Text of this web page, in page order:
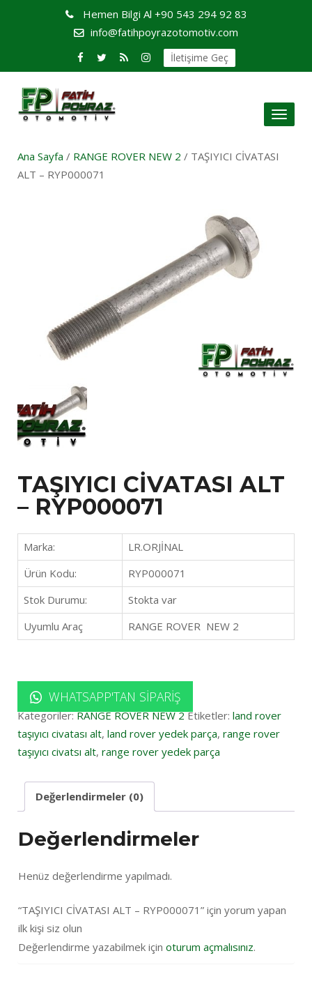
Hemen Bilgi Al +90 543 294 92 83
info@fatihpoyrazotomotiv.com
İletişime Geç
Toggle
Ana Sayfa / RANGE ROVER NEW 2 / TAŞIYICI CİVATASI
ALT – RYP000071
TAŞIYICI CİVATASI ALT
– RYP000071
Marka:
LR.ORJİNAL
Ürün Kodu:
RYP000071
Stok Durumu:
Stokta var
Uyumlu Araç
RANGE ROVER NEW 2
WHATSAPP'TAN SIPARIŞ
Kategoriler:RANGE ROVER NEW 2 Etiketler: land rover
taşıyıcı civatası alt, land rover yedek parça, range rover
taşıyıcı civatsı alt, range rover yedek parça
Değerlendirmeler (0)
Değerlendirmeler
Henüz değerlendirme yapılmadı.
“TAŞIYICI CİVATASI ALT – RYP000071” için yorum yapan
ilk kişi siz olun
Değerlendirme yazabilmek için oturum açmalısınız.